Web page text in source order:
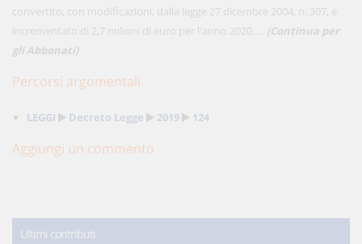
convertito, con modificazioni, dalla legge 27 dicembre 2004, n. 307, è
incrementato di 2,7 milioni di euro per l'anno 2020. ... (Continua per
gli Abbonati)
Percorsi argomentali
LEGGI Decreto Legge 2019 124
Aggiungi un commento
Ultimi contributi